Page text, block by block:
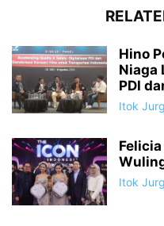
Hino
Niaga
PDI
Itok
Itok